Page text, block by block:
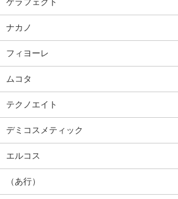
ナカノ
フィヨーレ
ムコタ
テクノエイト
デミコスメティック
エルコス
（あ行）